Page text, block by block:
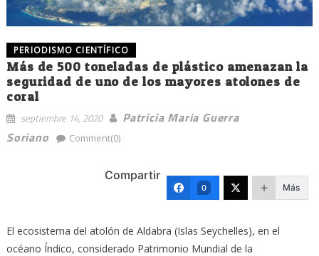
PERIODISMO CIENTÍFICO
Más de 500 toneladas de plástico amenazan la
seguridad de uno de los mayores atolones de
coral
septiembre 14, 2020
Patricia Maria Guerra
Soriano
Comment(0)
Compartir
0 Más
El ecosistema del atolón de Aldabra (Islas Seychelles), en el
océano Índico, considerado Patrimonio Mundial de la